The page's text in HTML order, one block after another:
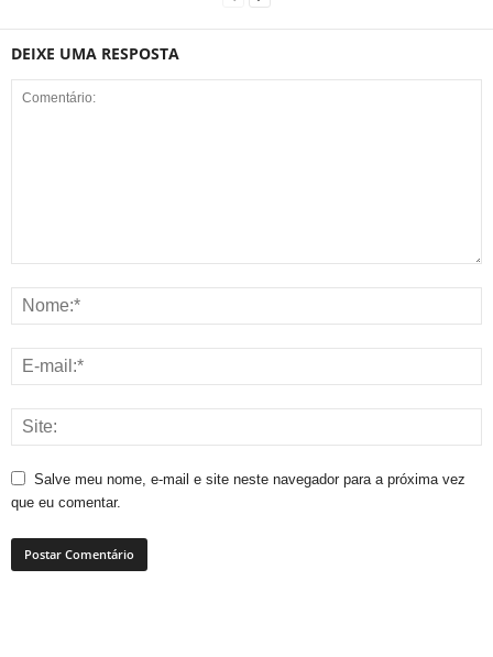
DEIXE UMA RESPOSTA
Salve meu nome, e-mail e site neste navegador para a próxima vez
que eu comentar.